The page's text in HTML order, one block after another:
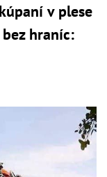
v plese
hraníc: